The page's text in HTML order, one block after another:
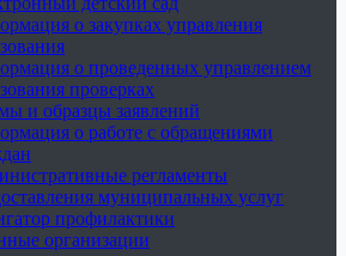
о закупках управления
о проведенных управлением
проверках
и образцы заявлений
о работе с обращениями
регламенты
муниципальных услуг
профилактики
организации